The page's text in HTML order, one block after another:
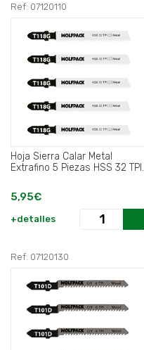
Ref: 07120110
Hoja Sierra Calar Metal
Extrafino 5 Piezas HSS 32 TPI.
5,95€
+detalles
Ref: 07120130